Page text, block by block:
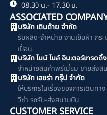
08.30 น.- 17.30 น.
ASSOCIATED
บริษัท เดินด้าย จำกัด
รับผลิต-จำหน่าย งานเย็บผ้า กระ
เปื้อน
บริษัท ไนน์ ไนล์ อินเตอร์เทรด
จำหน่ายสินค้าพรีเมี่ยม ขายส่งสิ
บริษัท เอซร่า กรุ๊ป จำกัด
ให้บริการในเรื่องของการเดินทา
วีซ่า รถรับ-ส่งสนามบิน
CUSTOMER SERVICE